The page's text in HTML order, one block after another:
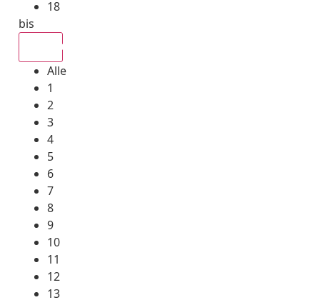
18
bis
Alle
1
2
3
4
5
6
7
8
9
10
11
12
13